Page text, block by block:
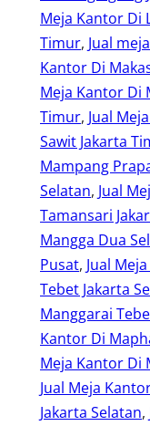
Meja Kantor Di
Timur, Jual
Kantor Di
Meja Kantor Di
Timur, Jual
Sawit Jakarta
Mampang
Selatan, Jual
Tamansari
Mangga Dua
Pusat, Jual
Tebet Jakarta
Manggarai
Kantor Di
Meja Kantor Di
Jual Meja
Jakarta Selatan,